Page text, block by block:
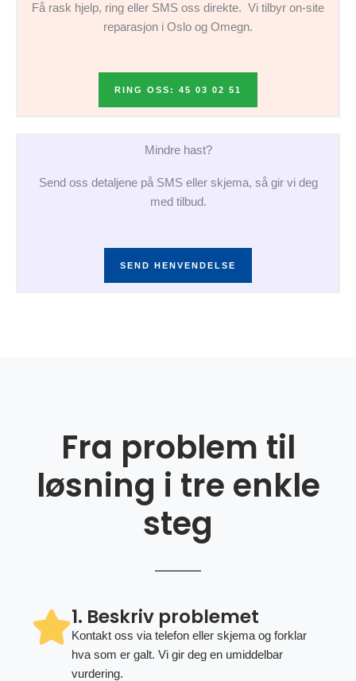
Få rask hjelp, ring eller SMS oss direkte. Vi tilbyr on-site
reparasjon i Oslo og Omegn.
RING OSS: 45 03 02 51
Mindre hast?
Send oss detaljene på SMS eller skjema, så gir vi deg
med tilbud.
SEND HENVENDELSE
Fra problem til
løsning i tre enkle
steg
1. Beskriv problemet
Kontakt oss via telefon eller skjema og forklar
hva som er galt. Vi gir deg en umiddelbar
vurdering.